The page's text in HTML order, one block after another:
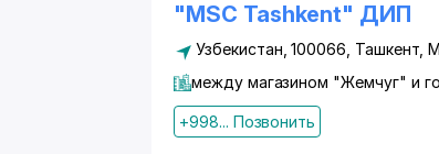
"MSC Tashkent" ДИП
Узбекистан, 100066, Ташкент,
между магазином "Жемчуг" и
+998... Позвонить